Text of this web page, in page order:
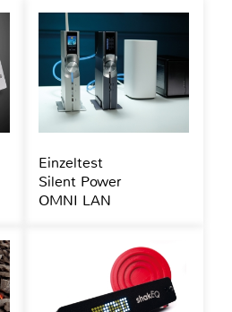
Einzeltest
Silent Power
OMNI LAN